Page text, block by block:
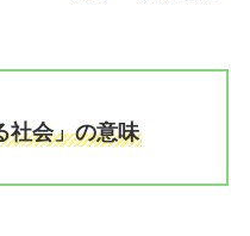
社会」の意味